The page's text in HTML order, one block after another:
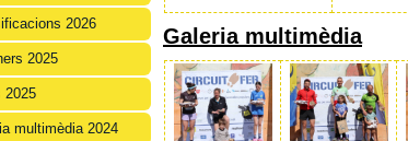
2026
2025
2025
multimèdia 2024
Galeria multimèdia